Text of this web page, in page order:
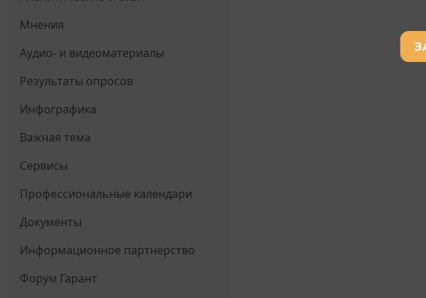
Мнения
Аудио- и видеоматериалы
Результаты опросов
Инфографика
Важная тема
Сервисы
Профессиональные календари
Документы
Информационное партнерство
Форум Гарант